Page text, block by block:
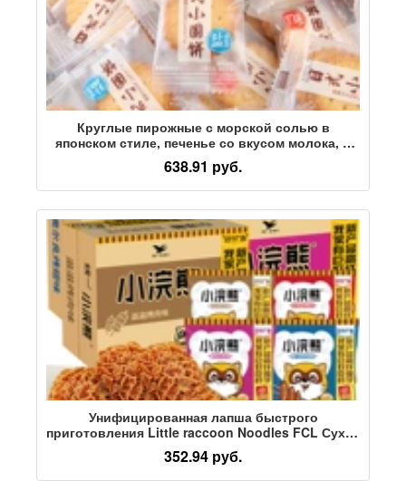
Круглые пирожные с морской солью в
японском стиле, печенье со вкусом молока, в
индивидуальной упаковке, хрустящие легкие
закуски, оптовая продажа оптом
638.91 руб.
Унифицированная лапша быстрого
приготовления Little raccoon Noodles FCL Сухая
лапша быстрого приготовления, Закуски
быстрого приготовления оптом, Лапша
352.94 руб.